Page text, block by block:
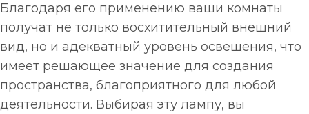
Благодаря его применению ваши комнаты
получат не только восхитительный внешний
вид, но и адекватный уровень освещения, что
имеет решающее значение для создания
пространства, благоприятного для любой
деятельности. Выбирая эту лампу, вы